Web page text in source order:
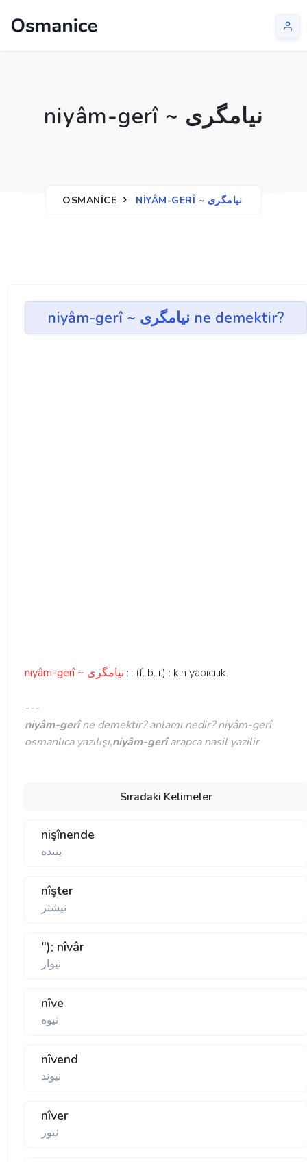
niyâm-gerî ~ نيامگری
OSMANICE NIYÂM-GERÎ ~ نيامگری
niyâm-gerî ~ نيامگری ne demektir?
niyâm-gerî ~ نيامگری ::: (f. b. i.) : kın yapıcılık.
---
niyâm-gerîne demektir? anlamı nedir? niyâm-gerî
osmanlıca yazılışı,niyâm-gerîarapca nasil yazilir
Sıradaki Kelimeler
nişînende
يننده
nîşter
نيشتر
"); nîvâr
نيوار
nîve
نيوه
nîvend
نيوند
nîver
نيور